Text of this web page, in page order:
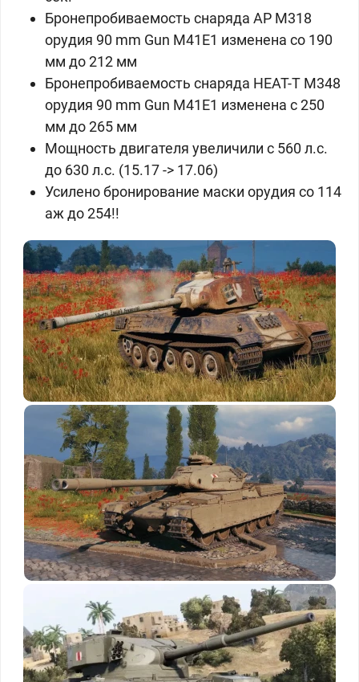
Бронепробиваемость снаряда AP M318
орудия 90 mm Gun M41E1 изменена со 190
мм до 212 мм
Бронепробиваемость снаряда HEAT-T M348
орудия 90 mm Gun M41E1 изменена с 250
мм до 265 мм
Мощность двигателя увеличили с 560 л.с.
до 630 л.с. (15.17 -> 17.06)
Усилено бронирование маски орудия со 114
аж до 254!!